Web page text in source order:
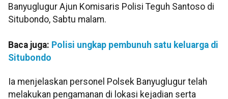
Banyuglugur Ajun Komisaris Polisi Teguh Santoso di
Situbondo, Sabtu malam.
Baca juga: Polisi ungkap pembunuh satu keluarga di
Situbondo
Ia menjelaskan personel Polsek Banyuglugur telah
melakukan pengamanan di lokasi kejadian serta